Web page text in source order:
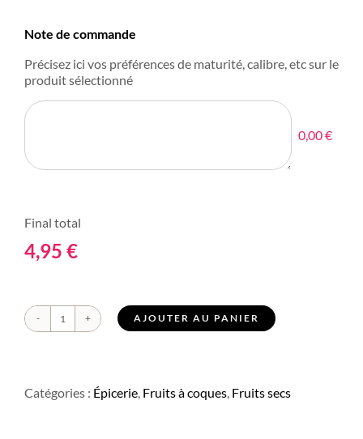
Note de commande
Précisez ici vos préférences de maturité, calibre, etc sur le
produit sélectionné
0,00 €
Final total
4,95 €
quantité
Noix
AJOUTER AU PANIER
Catégories : Épicerie Fruits à coques Fruits secs